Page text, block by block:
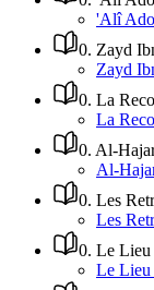
'Alî
0. Zayd
Zayd
0. La
La
0. Al-
Al-
0. Les
Les
0. Le Lieu
Le Lieu